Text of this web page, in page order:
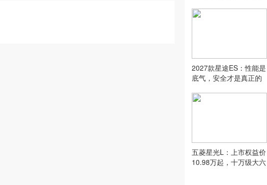
2027款星途ES：性能是
底气，安全才是真正的
五菱星光L：上市权益价
10.98万起，十万级大六